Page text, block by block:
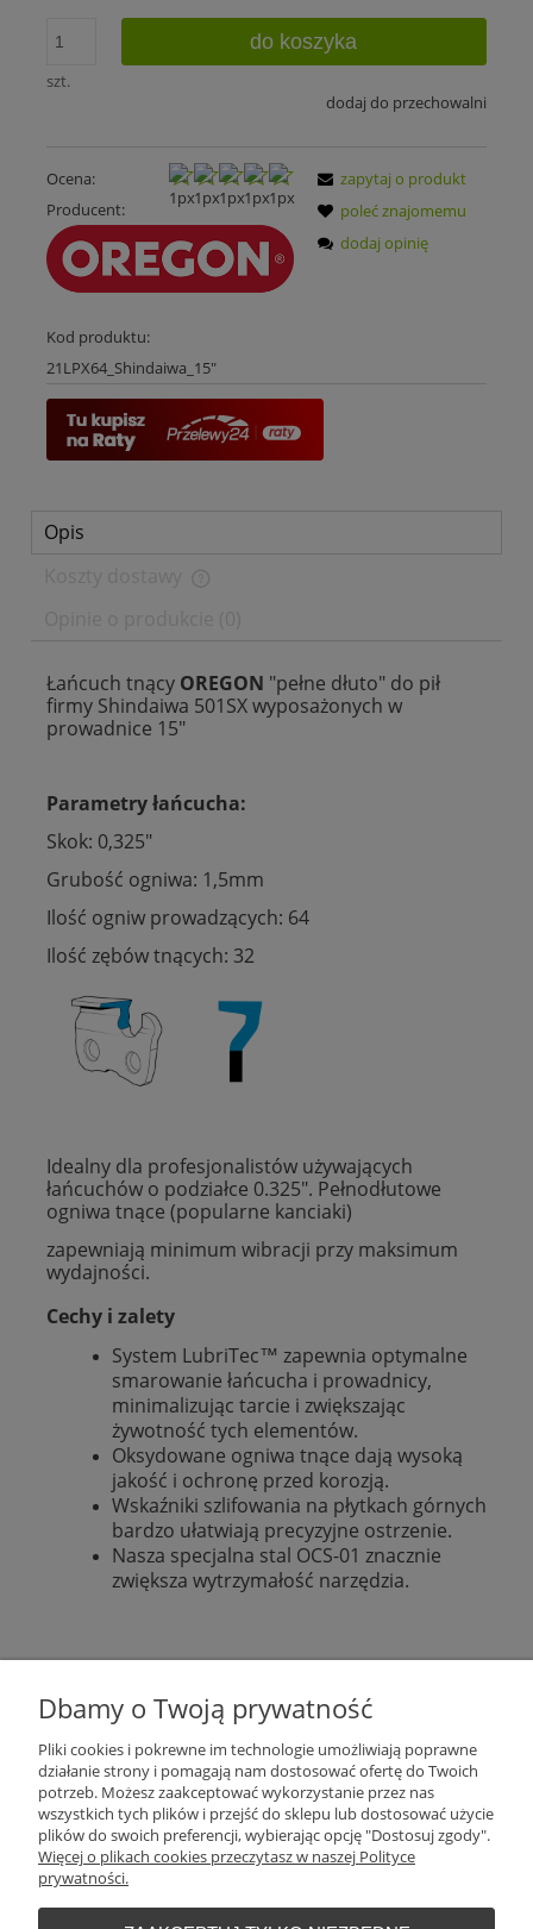
szt.
do koszyka
dodaj do przechowalni
Ocena:
Producent:
Kod produktu:
21LPX64_Shindaiwa_15"
zapytaj o produkt
poleć znajomemu
dodaj opinię
Opis
Łańcuch tnący OREGON "pełne dłuto" do pił
firmy Shindaiwa 501SX wyposażonych w
prowadnice 15"
Parametry łańcucha:
Skok: 0,325"
Grubość ogniwa: 1,5mm
Ilość ogniw prowadzących: 64
Ilość zębów tnących: 32
Idealny dla profesjonalistów używających
łańcuchów o podziałce 0.325". Pełnodłutowe
ogniwa tnące (popularne kanciaki)
zapewniają minimum wibracji przy maksimum
wydajności.
Cechy i zalety
System LubriTec™ zapewnia optymalne
smarowanie łańcucha i prowadnicy,
minimalizując tarcie i zwiększając
żywotność tych elementów.
Oksydowane ogniwa tnące dają wysoką
jakość i ochronę przed korozją.
Wskaźniki szlifowania na płytkach górnych
bardzo ułatwiają precyzyjne ostrzenie.
Nasza specjalna stal OCS-01 znacznie
zwiększa wytrzymałość narzędzia.
ul. Warszawska 281
26-110Skarżysko-Kamienna
+48 509 457 733
E-mail:plantago@plantago.pl
Pomoc
Dbamy o Twoją prywatność
Pliki cookies i pokrewne im technologie umożliwiają poprawne
działanie strony i pomagają nam dostosować ofertę do Twoich
potrzeb. Możesz zaakceptować wykorzystanie przez nas
wszystkich tych plików i przejść do sklepu lub dostosować użycie
plików do swoich preferencji, wybierając opcję "Dostosuj zgody".
Więcej o plikach cookies przeczytasz w naszej Polityce
prywatności.